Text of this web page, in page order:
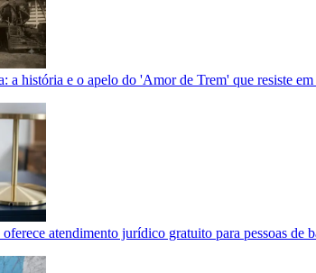
a história e o apelo do 'Amor de Trem' que resiste
atendimento jurídico gratuito para pessoas de